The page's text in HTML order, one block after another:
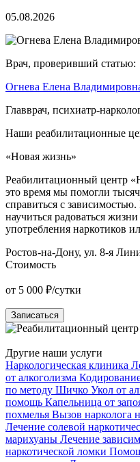
05.08.2026
Врач, проверивший статью:
Огнева Елена
Главврач, психиатр-
Наши реабилитационные
«Новая жизнь»
Реабилитационный центр
это время мы помогли
справиться с
научиться радоваться
употребления наркотиков
Ростов-на-Дону, ул. 8-я
Стоимость
от 5 000 ₽/сутки
Записаться
Другие наши услуги
Наркологическая клиника
от алкоголизма
по методу Шичко Укол от
помощь Капельница от
похмелья Вызов нарколога
Лечение солевой
марихуаны Лечение
наркотической ломки